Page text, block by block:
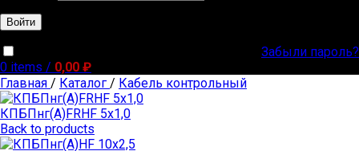
Войти
Забыли пароль?
0 items / 0,00 ₽
Главная / Каталог / Кабель контрольный
КПБПнг(А)FRHF 5х1,0
Back to products